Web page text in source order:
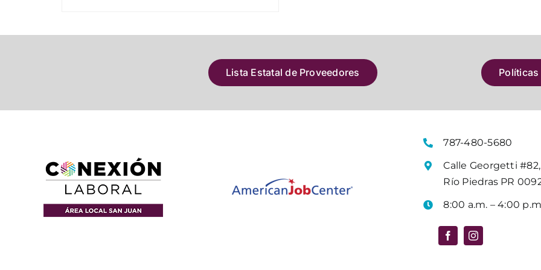
Lista Estatal de Proveedores Políticas
787-480-5680
Calle Georgetti #82,
Río Piedras PR
8:00 a.m. – 4:00